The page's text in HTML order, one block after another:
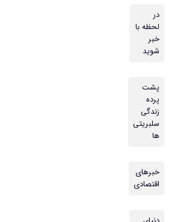
در
لحظه با
خبر
شوید
پشت
پرده
زندگی
سلبریتی
ها
خبرهای
اقتصادی